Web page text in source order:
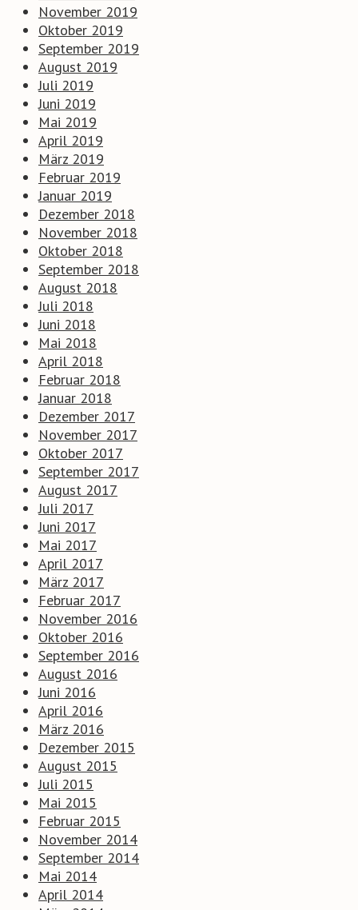
November 2019
Oktober 2019
September 2019
August 2019
Juli 2019
Juni 2019
Mai 2019
April 2019
März 2019
Februar 2019
Januar 2019
Dezember 2018
November 2018
Oktober 2018
September 2018
August 2018
Juli 2018
Juni 2018
Mai 2018
April 2018
Februar 2018
Januar 2018
Dezember 2017
November 2017
Oktober 2017
September 2017
August 2017
Juli 2017
Juni 2017
Mai 2017
April 2017
März 2017
Februar 2017
November 2016
Oktober 2016
September 2016
August 2016
Juni 2016
April 2016
März 2016
Dezember 2015
August 2015
Juli 2015
Mai 2015
Februar 2015
November 2014
September 2014
Mai 2014
April 2014